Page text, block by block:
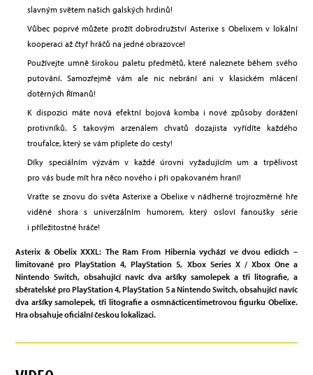
slavným světem našich galských hrdinů!
Vůbec poprvé můžete prožít dobrodružství Asterixe s Obelixem v lokální
kooperaci až čtyř hráčů na jedné obrazovce!
Používejte umně širokou paletu předmětů, které naleznete během svého
putování. Samozřejmě vám ale nic nebrání ani v klasickém mlácení
dotěrných Římanů!
K dispozici máte nová efektní bojová komba i nové způsoby dorážení
protivníků. S takovým arzenálem chvatů dozajista vyřídíte každého
troufalce, který se vám připlete do cesty!
Díky speciálním výzvám v každé úrovni vyžadujícím um a trpělivost
pro vás bude mít hra něco nového i při opakovaném hraní!
Vraťte se znovu do světa Asterixe a Obelixe v nádherné trojrozměrné hře
viděné shora s univerzálním humorem, který osloví fanoušky série
i příležitostné hráče!
Asterix & Obelix XXXL: The Ram From Hibernia vychází ve dvou edicích –
limitované pro PlayStation 4, PlayStation 5, Xbox Series X / Xbox One a
Nintendo Switch, obsahující navíc dva aršíky samolepek a tři litografie, a
sběratelské pro PlayStation 4, PlayStation 5 a Nintendo Switch, obsahující navíc
dva aršíky samolepek, tři litografie a osmnácticentimetrovou figurku Obelixe.
Hra obsahuje oficiální českou lokalizaci.